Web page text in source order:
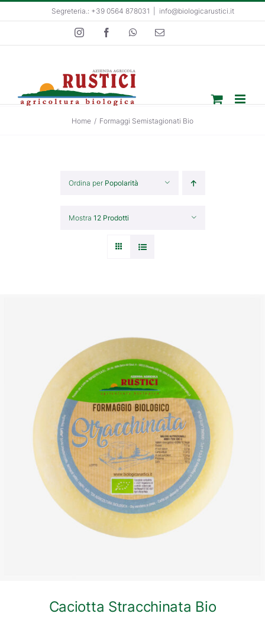
al
Segreteria.: +39 0564 878031 info@biologicarustici.it
InstagramFacebookWhatsApp
Email
Home / Formaggi Semistagionati Bio
Ordina per Popolarità
Mostra 12 Prodotti
DETTAGLI
Caciotta Stracchinata Bio